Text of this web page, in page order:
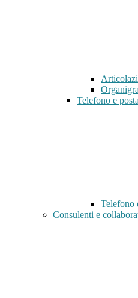
Telefono e
Telefono
Consulenti e